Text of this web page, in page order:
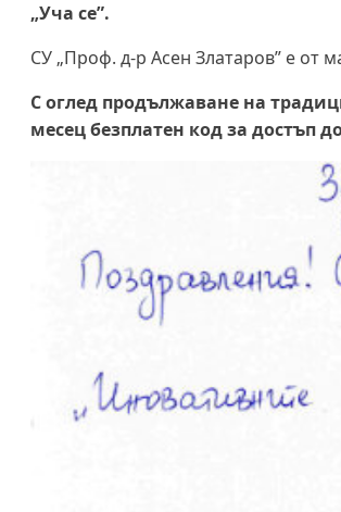
„Уча се”.
СУ „Проф. д-р Асен Златаров” е от
С оглед продължаване на
месец безплатен код за достъп